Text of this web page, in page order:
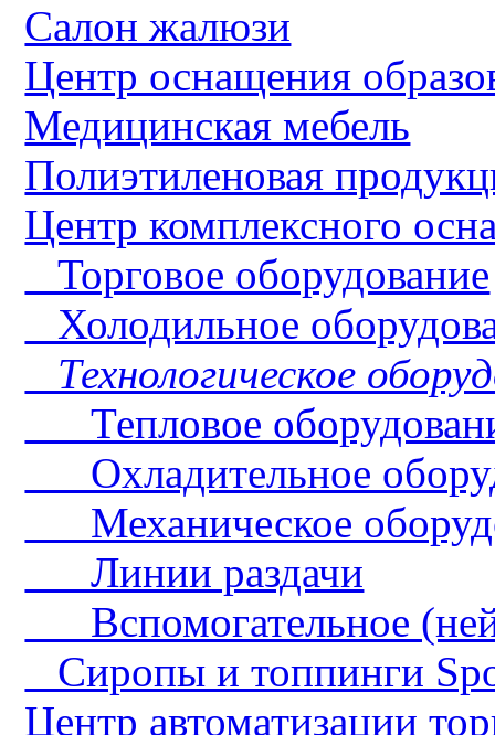
Салон жалюзи
Центр оснащения
Медицинская мебель
Полиэтиленовая
Центр комплексного
Торговое оборудование
Холодильное
Технологическое
Тепловое
Охладительное
Механическое
Линии раздачи
Вспомогательное
Сиропы и топпинги
Центр автоматизации